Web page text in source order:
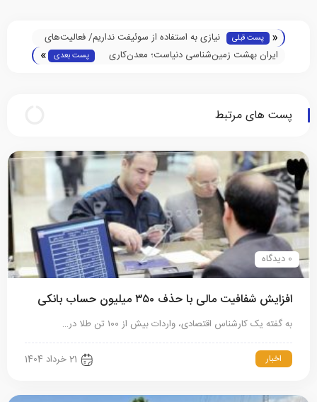
« پست قبلی
نیازی به استفاده از سوئیفت نداریم/ فعالیت‌های
بانکی مستقل از مذاکرات ایران و آمریکاست
ایران بهشت زمین‌شناسی دنیاست؛ معدن‌کاری
پست بعدی »
پست های مرتبط
0 دیدگاه
افزایش شفافیت مالی با حذف ۳۵۰ میلیون حساب بانکی
به گفته یک کارشناس اقتصادی، واردات بیش‌ از ۱۰۰ تن طلا در…
اخبار 21 خرداد 1404